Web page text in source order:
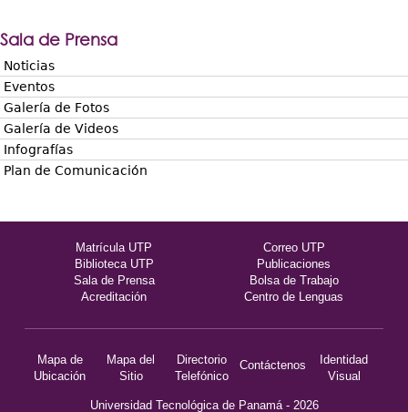
Sala de Prensa
Noticias
Eventos
Galería de Fotos
Galería de Videos
Infografías
Plan de Comunicación
Matrícula UTP
Correo UTP
Biblioteca UTP
Publicaciones
Sala de Prensa
Bolsa de Trabajo
Acreditación
Centro de Lenguas
Mapa de
Ubicación
Mapa del
Sitio
Directorio
Telefónico
Contáctenos
Identidad
Visual
Universidad Tecnológica de Panamá - 2026